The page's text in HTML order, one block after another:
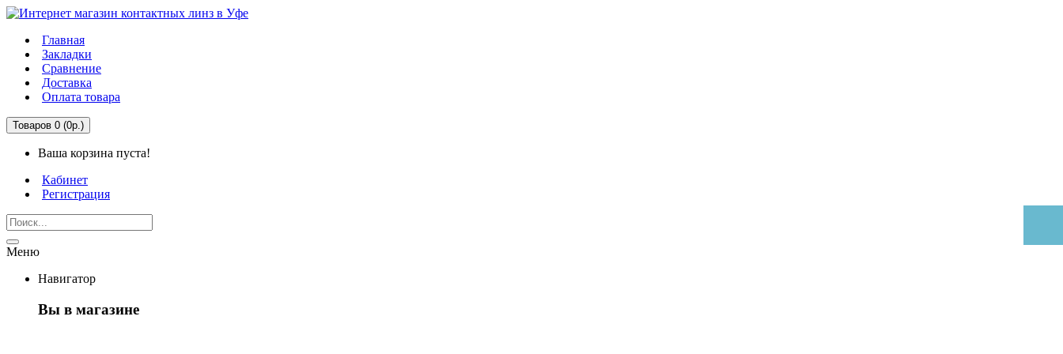
Главная
Закладки
Сравнение
Доставка
Оплата товара
Товаров 0 (0р.)
Ваша корзина пуста!
Кабинет
Регистрация
Меню
Навигатор
Вы в магазине